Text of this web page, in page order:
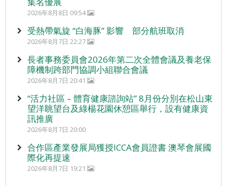
2026年8月8日 09:54
受熱帶氣旋 “白海豚” 影響 部分航班取消
2026年8月7日 22:27
長者事務委員會2026年第二次全體會議及養老保
障機制跨部門協調小組聯合會議
2026年8月7日 20:41
“活力社區 – 體育健康諮詢站” 8月份分別在松山東
望洋眺望台及綠楊花園休憩區舉行，設有健康資
訊推廣
2026年8月7日 20:00
合作區產業發展局獲授ICCA會員證書 澳琴會展國
際化再提速
2026年8月7日 19:21